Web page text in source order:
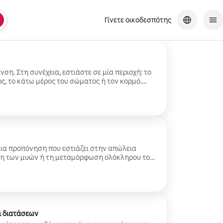
Γίνετε οικοδεσπότης
Στη συνέχεια, εστιάστε σε μία περιοχή: το
το κάτω μέρος του σώματος ή τον κορμό.
προπόνηση που εστιάζει στην απώλεια
των μυών ή τη μεταμόρφωση ολόκληρου του
διατάσεων